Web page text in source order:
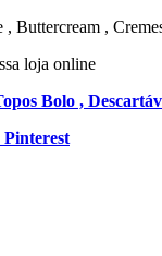
Buttercream ,
loja online
Bolo ,
Pinterest